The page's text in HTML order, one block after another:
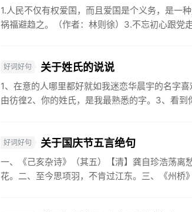
1.人民不仅有权爱国，而且爱国是个义务，是一
祸福避趋之。（作者：林则徐）3.不忘初心跟党
好词好句 关于姓氏的说说
1、在意的人哪里都好就如我迷恋华晨宇的名字
由彷徨2、你的姓氏，是我最熟悉的字。3、看
好词好句 关于国庆节五言绝句
一、《己亥杂诗》（其五）【清】龚自珍浩荡离
花。二、至今思项羽，不肯过江东。三、《州桥